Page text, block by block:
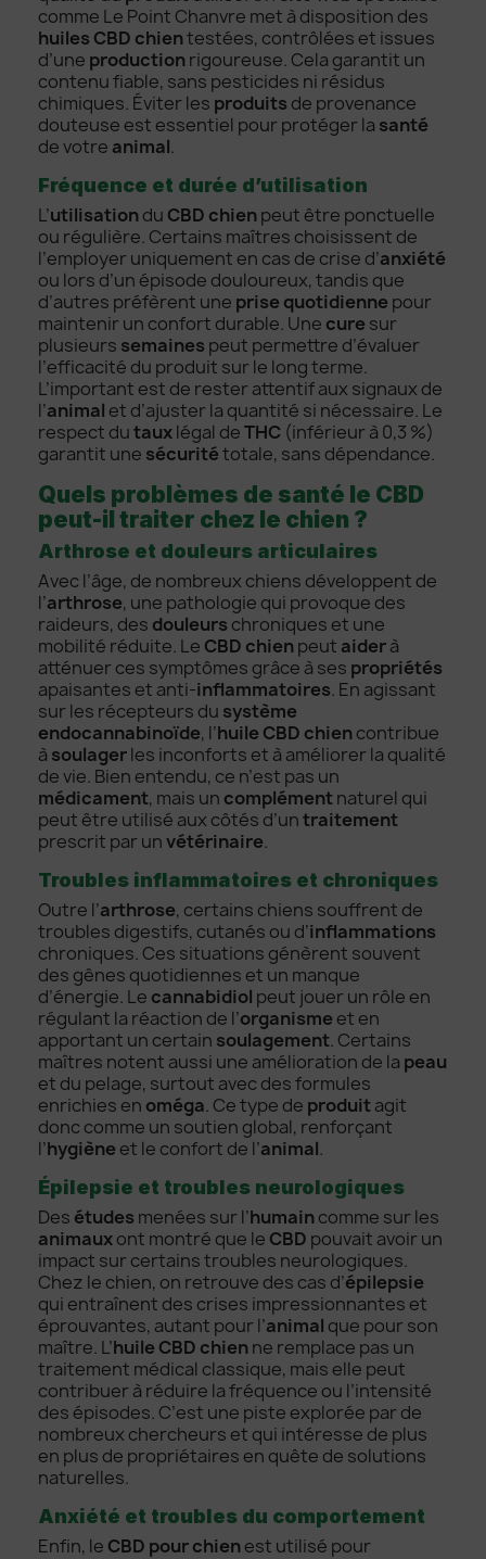
comme Le Point Chanvre met à disposition des
huiles CBD chientestées, contrôlées et issues
d’une productionrigoureuse. Cela garantit un
contenu fiable, sans pesticides ni résidus
chimiques. Éviter les produits de provenance
douteuse est essentiel pour protéger la santé
de votre animal.
Fréquence et durée d’utilisation
L’utilisationdu CBD chienpeut être ponctuelle
ou régulière. Certains maîtres choisissent de
l’employer uniquement en cas de crise d’anxiété
ou lors d’un épisode douloureux, tandis que
d’autres préfèrent une prise quotidienne pour
maintenir un confort durable. Une cure sur
plusieurs semaines peut permettre d’évaluer
l’efficacité du produit sur le long terme.
L’important est de rester attentif aux signaux de
l’animal et d’ajuster la quantité si nécessaire. Le
respect dutauxlégal deTHC (inférieur à 0,3 %)
garantit une sécuritétotale, sans dépendance.
Quels problèmes de santé le CBD
peut-il traiter chez le chien ?
Arthrose et douleurs articulaires
Avec l’âge, de nombreux chiens développent de
l’arthrose, une pathologie qui provoque des
raideurs, des douleurs chroniques et une
mobilité réduite. Le CBD chienpeut aiderà
atténuer ces symptômes grâce à ses propriétés
apaisantes et anti-inflammatoires. En agissant
sur les récepteurs du système
endocannabinoïde, l’huile CBD chiencontribue
à soulagerles inconforts et à améliorer la qualité
de vie. Bien entendu, ce n’est pas un
médicament, mais un complémentnaturel qui
peut être utilisé aux côtés d’untraitement
prescrit par unvétérinaire.
Troubles inflammatoires et chroniques
Outre l’arthrose, certains chiens souffrent de
troubles digestifs, cutanés ou d’inflammations
chroniques. Ces situations génèrent souvent
des gênes quotidiennes et un manque
d’énergie. Le cannabidiol peut jouer un rôle en
régulant la réaction de l’organisme et en
apportant un certain soulagement. Certains
maîtres notent aussi une amélioration de la peau
et du pelage, surtout avec des formules
enrichies en oméga. Ce type de produitagit
donc comme un soutien global, renforçant
l’hygiène et le confort de l’animal.
Épilepsie et troubles neurologiques
Des études menées sur l’humaincomme sur les
animauxont montré que le CBD pouvait avoir un
impact sur certains troubles neurologiques.
Chez le chien, on retrouve des cas d’épilepsie
qui entraînent des crises impressionnantes et
éprouvantes, autant pour l’animal que pour son
maître. L’huile CBD chienne remplace pas un
traitement médical classique, mais elle peut
contribuer à réduire la fréquence ou l’intensité
des épisodes. C’est une piste explorée par de
nombreux chercheurs et qui intéresse de plus
en plus de propriétaires en quête de solutions
naturelles.
Anxiété et troubles du comportement
Enfin, le CBD pour chienest utilisé pour